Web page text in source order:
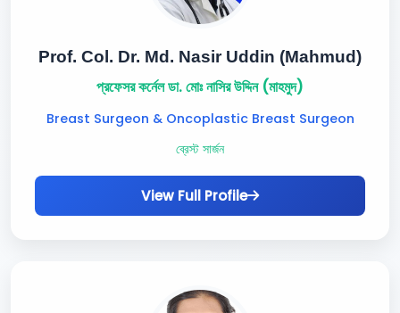
Prof. Col. Dr. Md. Nasir Uddin (Mahmud)
প্রফেসর কর্নেল ডা. মোঃ নাসির উদ্দিন (মাহমুদ)
Breast Surgeon & Oncoplastic Breast Surgeon
ব্রেস্ট সার্জন
View Full Profile